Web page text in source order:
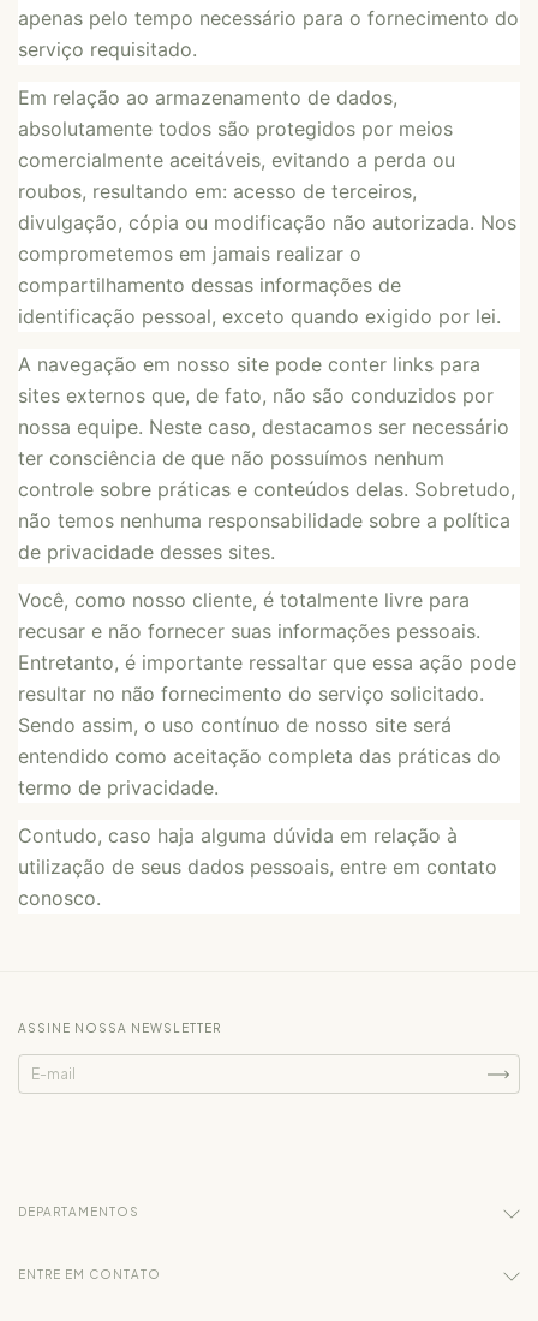
apenas pelo tempo necessário para o fornecimento do
serviço requisitado.
Em relação ao armazenamento de dados,
absolutamente todos são protegidos por meios
comercialmente aceitáveis, evitando a perda ou
roubos, resultando em: acesso de terceiros,
divulgação, cópia ou modificação não autorizada. Nos
comprometemos em jamais realizar o
compartilhamento dessas informações de
identificação pessoal, exceto quando exigido por lei.
A navegação em nosso site pode conter links para
sites externos que, de fato, não são conduzidos por
nossa equipe. Neste caso, destacamos ser necessário
ter consciência de que não possuímos nenhum
controle sobre práticas e conteúdos delas. Sobretudo,
não temos nenhuma responsabilidade sobre a política
de privacidade desses sites.
Você, como nosso cliente, é totalmente livre para
recusar e não fornecer suas informações pessoais.
Entretanto, é importante ressaltar que essa ação pode
resultar no não fornecimento do serviço solicitado.
Sendo assim, o uso contínuo de nosso site será
entendido como aceitação completa das práticas do
termo de privacidade.
Contudo, caso haja alguma dúvida em relação à
utilização de seus dados pessoais, entre em contato
conosco.
ASSINE NOSSA NEWSLETTER
DEPARTAMENTOS
ENTRE EM CONTATO